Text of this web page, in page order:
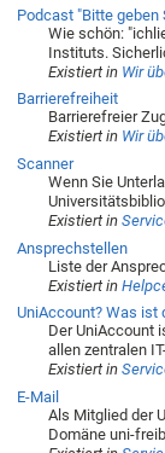
Podcast "Bitte geben
Wie schön:
Instituts.
Existiert in Wir
Barrierefreiheit
Barrierefreier
Existiert in Wir
Scanner
Wenn Sie
Existiert in
Ansprechstellen
Liste der
Existiert in
UniAccount? Was ist
Der UniAccount
allen zentralen
Existiert in
E-Mail
Als Mitglied der
Domäne uni-